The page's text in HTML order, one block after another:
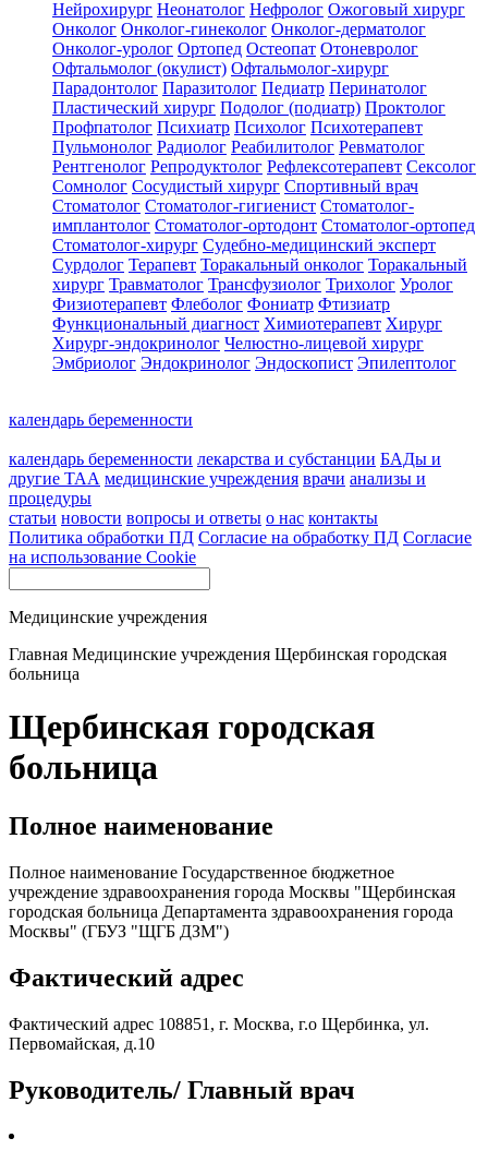
Нейрохирург Неонатолог Нефролог Ожоговый хирург
Онколог Онколог-гинеколог Онколог-дерматолог
Онколог-уролог Ортопед Остеопат Отоневролог
Офтальмолог (окулист) Офтальмолог-хирург
Парадонтолог Паразитолог Педиатр Перинатолог
Пластический хирург Подолог (подиатр) Проктолог
Профпатолог Психиатр Психолог Психотерапевт
Пульмонолог Радиолог Реабилитолог Ревматолог
Рентгенолог Репродуктолог Рефлексотерапевт Сексолог
Сомнолог Сосудистый хирург Спортивный врач
Стоматолог Стоматолог-гигиенист Стоматолог-
имплантолог Стоматолог-ортодонт Стоматолог-ортопед
Стоматолог-хирург Судебно-медицинский эксперт
Сурдолог Терапевт Торакальный онколог Торакальный
хирург Травматолог Трансфузиолог Трихолог Уролог
Физиотерапевт Флеболог Фониатр Фтизиатр
Функциональный диагност Химиотерапевт Хирург
Хирург-эндокринолог Челюстно-лицевой хирург
Эмбриолог Эндокринолог Эндоскопист Эпилептолог
календарь беременности
календарь беременности лекарства и субстанции БАДы и
другие ТАА медицинские учреждения врачи анализы и
процедуры
статьи новости вопросы и ответы о нас контакты
Политика обработки ПД Согласие на обработку ПД Согласие
на использование Cookie
Медицинские учреждения
Главная Медицинские учреждения Щербинская городская
больница
Щербинская городская
больница
Полное наименование
Полное наименование Государственное бюджетное
учреждение здравоохранения города Москвы "Щербинская
городская больница Департамента здравоохранения города
Москвы" (ГБУЗ "ЩГБ ДЗМ")
Фактический адрес
Фактический адрес 108851, г. Москва, г.о Щербинка, ул.
Первомайская, д.10
Руководитель/ Главный врач